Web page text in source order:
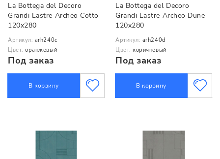
La Bottega del Decoro
Grandi Lastre Archeo Cotto
120x280
Артикул: arh240c
Цвет: оранжевый
Под заказ
В корзину
La Bottega del Decoro
Grandi Lastre Archeo Dune
120x280
Артикул: arh240d
Цвет: коричневый
Под заказ
В корзину